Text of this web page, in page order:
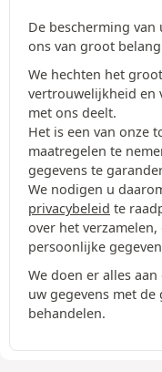
De bescherming
ons van groot
We hechten het
vertrouwelijkheid en
met ons deelt.
Het is een van onze
maatregelen te
gegevens te
We nodigen u
privacybeleid te
over het
persoonlijke
We doen er alles
uw gegevens met
behandelen.